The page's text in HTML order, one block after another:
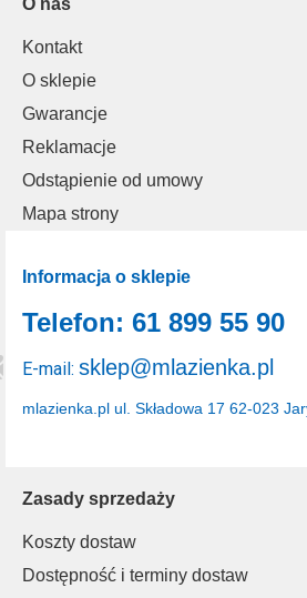
O nas
Kontakt
O sklepie
Gwarancje
Reklamacje
Odstąpienie od umowy
Mapa strony
Zasady sprzedaży
Koszty dostaw
Dostępność i terminy dostaw
Informacja o sklepie
mlazienka.pl ul. Składowa 17 62-023
Telefon: 61 899 55 90
E-mail: sklep@mlazienka.pl